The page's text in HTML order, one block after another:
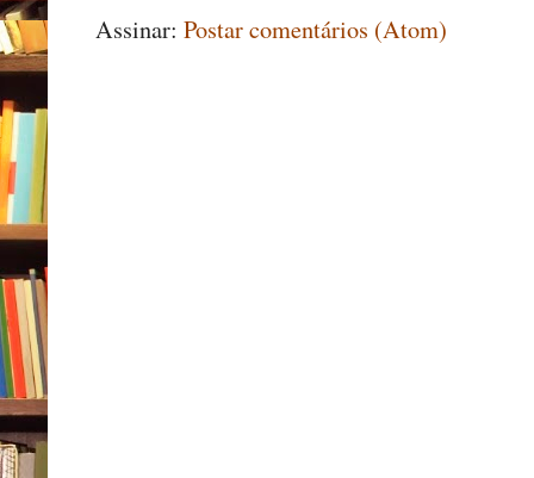
Assinar: Postar comentários (Atom)